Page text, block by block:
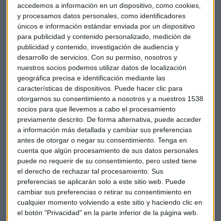
accedemos a información en un dispositivo, como cookies,
y procesamos datos personales, como identificadores
únicos e información estándar enviada por un dispositivo
para publicidad y contenido personalizado, medición de
publicidad y contenido, investigación de audiencia y
desarrollo de servicios. Con su permiso, nosotros y
nuestros socios podemos utilizar datos de localización
geográfica precisa e identificación mediante las
características de dispositivos. Puede hacer clic para
otorgarnos su consentimiento a nosotros y a nuestros 1538
socios para que llevemos a cabo el procesamiento
previamente descrito. De forma alternativa, puede acceder
a información más detallada y cambiar sus preferencias
antes de otorgar o negar su consentimiento. Tenga en
cuenta que algún procesamiento de sus datos personales
puede no requerir de su consentimiento, pero usted tiene
el derecho de rechazar tal procesamiento. Sus
preferencias se aplicarán solo a este sitio web. Puede
cambiar sus preferencias o retirar su consentimiento en
cualquier momento volviendo a este sitio y haciendo clic en
el botón "Privacidad" en la parte inferior de la página web.
oferta de Geely para adquirir un 5% de su capital mediante
colocación privada. Según la legislación alemana, cualquier
participación que supere el 3% tiene que publicarse.
objetivo de Geely sería tener acceso a la tecnología
de la alemana,especialmente en materia de coches
eléctricos, con un objetivo final de establecer una joint
venture en China para fabricar este tipo de automóviles.
La china confía en que la alemana considere una alianza
que le permitiría incrementar exponencialmente la
producción de vehículos eléctricos. Sin embargo, Daimler
no quiere entrar en conflicto con BAIC Motors
compañía china con la que tiene acuerdos. Además, se
muestra desconfiada por los problemas que se ha
encontrado su compatriota y rival Audi en el gigante